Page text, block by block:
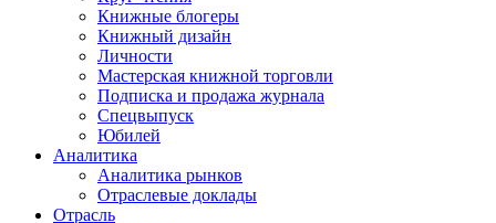
Книжные блогеры
Книжный дизайн
Личности
Мастерская книжной торговли
Подписка и продажа журнала
Спецвыпуск
Юбилей
Аналитика
Аналитика рынков
Отраслевые доклады
Отрасль